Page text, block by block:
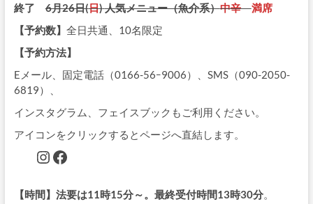
終了
6月26日(日)人気メニュー（魚介系）中辛
満席
【予約数】 全日共通、10名限定
【予約方法】
Eメール、固定電話（0166-56ｰ9006）、SMS（090-2050-
6819）、
インスタグラム、フェイスブックもご利用ください。
アイコンをクリックするとページへ直結します。
Instagram
Facebook
【時間】法要は11時15分～。最終受付時間13時30分。